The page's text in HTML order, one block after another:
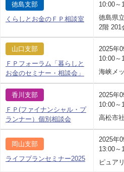
徳島支部
くらしとお金のＦＰ相談室
10:00～
徳島県
2階 201
山口支部
ＦＰフォーラム「暮らしと
お金のセミナー・相談会」
2025年
10:00～
海峡メ
香川支部
ＦＰ(ファイナンシャル・プ
ランナー）個別相談会
2025年
10:00～
高松市
岡山支部
ライフプランセミナー2025
2025年
13:00～
ピュア